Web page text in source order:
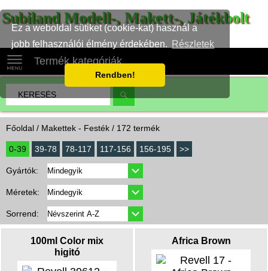
Ez a weboldal sütiket (cookie-kat) használ a
jobb felhasználói élmény érdekében.
Részletek
Rendben!
Subiland Modell-, Makett-, Játékbolt
Termék kategóriák
Főoldal / Makettek - Festék / 172 termék
0-39 39-78 78-117 117-156 156-195 >>
Gyártók:
Méretek:
Sorrend:
100ml Color mix
higitó
Africa Brown